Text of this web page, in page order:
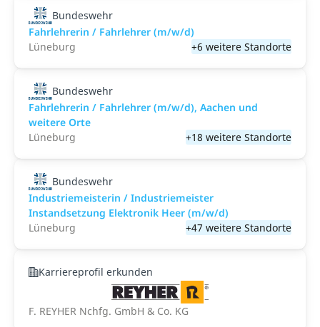
Bundeswehr
Fahrlehrerin / Fahrlehrer (m/w/d)
Lüneburg
+6 weitere Standorte
Bundeswehr
Fahrlehrerin / Fahrlehrer (m/w/d), Aachen und
weitere Orte
Lüneburg
+18 weitere Standorte
Bundeswehr
Industriemeisterin / Industriemeister
Instandsetzung Elektronik Heer (m/w/d)
Lüneburg
+47 weitere Standorte
Karriereprofil erkunden
F. REYHER Nchfg. GmbH & Co. KG